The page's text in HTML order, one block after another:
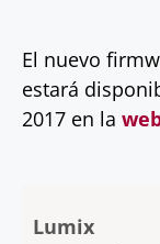
El nuevo
estará
2017 en la
Lumix